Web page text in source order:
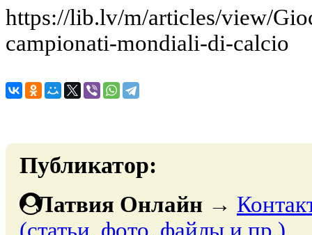
https://lib.lv/m/articles/view/
campionati-mondiali-di-calcio
Публикатор:
Латвия Онлайн →